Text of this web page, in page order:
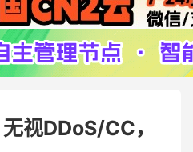
视DDoS/CC，